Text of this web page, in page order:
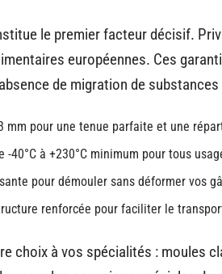
le premier facteur décisif.
européennes. Ces
de migration de
mm pour une tenue parfaite et une
-40°C à +230°C minimum pour tous
pour démouler sans déformer vos
renforcée pour faciliter le
choix à vos spécialités : moules